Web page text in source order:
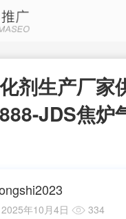
剂生产厂家
JDS焦炉
2025年10月4日 334